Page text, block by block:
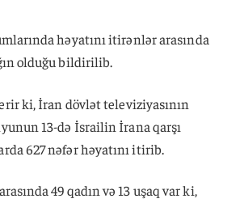
həyatını itirənlər arasında
olduğu bildirilib.
ki, İran dövlət televiziyasının
13-də İsrailin İrana qarşı
627 nəfər həyatını itirib.
49 qadın və 13 uşaq var ki,